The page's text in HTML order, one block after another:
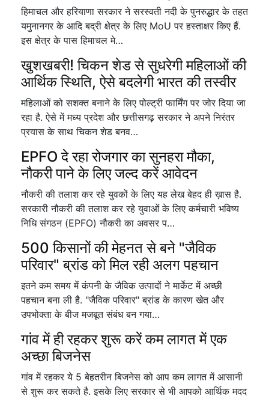
हिमाचल और हरियाणा सरकार ने सरस्वती नदी के पुनरुद्धार के तहत
यमुनानगर के आदि बद्री क्षेत्र के लिए MoU पर हस्ताक्षर किए हैं.
इस क्षेत्र के पास हिमाचल मे…
खुशखबरी! चिकन शेड से सुधरेगी महिलाओं की
आर्थिक स्थिति, ऐसे बदलेगी भारत की तस्वीर
महिलाओं को सशक्त बनाने के लिए पोल्ट्री फार्मिंग पर जोर दिया जा
रहा है. ऐसे में मध्य प्रदेश और छत्तीसगढ़ सरकार ने अपने निरंतर
प्रयास के साथ चिकन शेड बनव…
EPFO दे रहा रोजगार का सुनहरा मौका,
नौकरी पाने के लिए जल्द करें आवेदन
नौकरी की तलाश कर रहे युवकों के लिए यह लेख बेहद ही ख़ास है.
सरकारी नौकरी की तलाश कर रहे युवाओं के लिए कर्मचारी भविष्‍य
निधि संगठन (EPFO) नौकरी का अवसर प…
500 किसानों की मेहनत से बने "जैविक
परिवार" ब्रांड को मिल रही अलग पहचान
इतने कम समय में कंपनी के जैविक उत्पादों ने मार्केट में अच्छी
पहचान बना ली है. "जैविक परिवार" ब्रांड के कारण खेत और
उपभोक्ता के बीज मजबूत संबंध बन गया…
गांव में ही रहकर शुरू करें कम लागत में एक
अच्छा बिजनेस
गांव में रहकर ये 5 बेहतरीन बिजनेस को आप कम लागत में आसानी
से शुरू कर सकते है. इसके लिए सरकार से भी आपको आर्थिक मदद